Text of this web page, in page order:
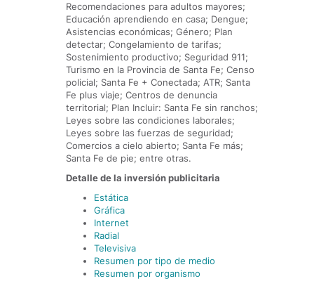
Recomendaciones para adultos mayores;
Educación aprendiendo en casa; Dengue;
Asistencias económicas; Género; Plan
detectar; Congelamiento de tarifas;
Sostenimiento productivo; Seguridad 911;
Turismo en la Provincia de Santa Fe; Censo
policial; Santa Fe + Conectada; ATR; Santa
Fe plus viaje; Centros de denuncia
territorial; Plan Incluir: Santa Fe sin ranchos;
Leyes sobre las condiciones laborales;
Leyes sobre las fuerzas de seguridad;
Comercios a cielo abierto; Santa Fe más;
Santa Fe de pie; entre otras.
Detalle de la inversión publicitaria
Estática
Gráfica
Internet
Radial
Televisiva
Resumen por tipo de medio
Resumen por organismo